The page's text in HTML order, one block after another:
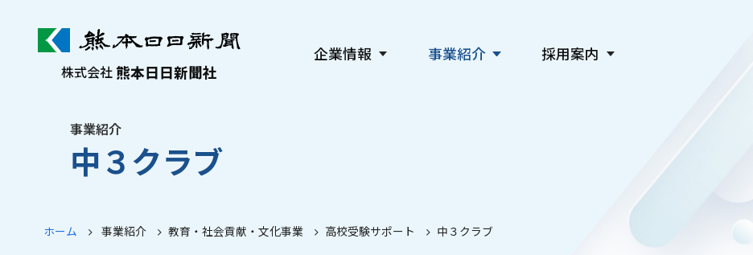
株式会社熊本日日新聞社
企業情報 事業紹介 採用案内
事業紹介
中３クラブ
ホーム 事業紹介 教育・社会貢献・文化事業 高校受験サポート 中３クラブ